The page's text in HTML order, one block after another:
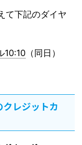
て下記のダイヤ
10:10 （同日）
レジットカ